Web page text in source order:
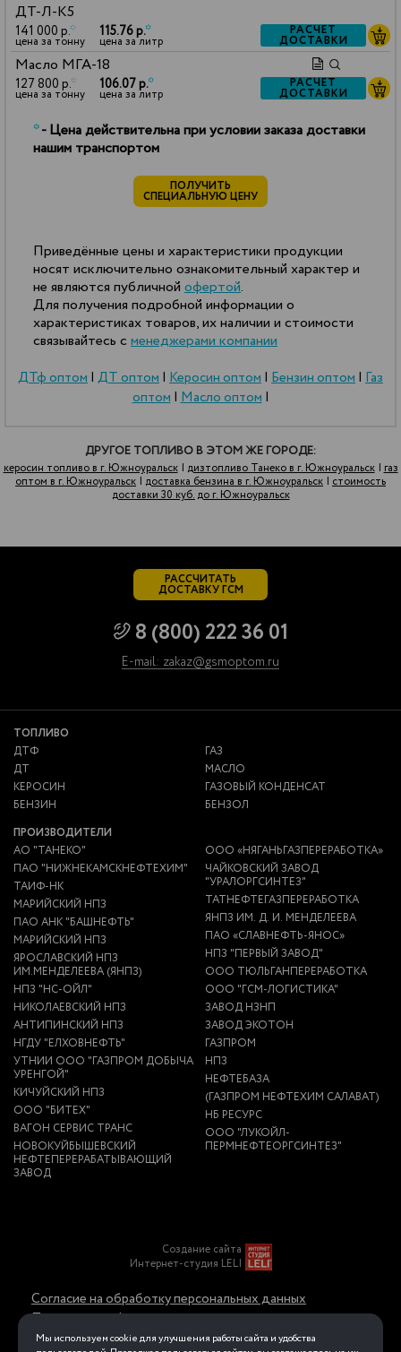
ДТ-Л-К5
141 000 р.*
цена за тонну
115.76 р.*
цена за литр
РАСЧЕТ
ДОСТАВКИ
Масло МГА-18
127 800 р.*
цена за тонну
106.07 р.*
цена за литр
РАСЧЕТ
ДОСТАВКИ
*- Цена действительна при условии заказа доставки
нашим транспортом
ПОЛУЧИТЬ
СПЕЦИАЛЬНУЮ ЦЕНУ
Приведённые цены и характеристики продукции
носят исключительно ознакомительный характер и
не являются публичной офертой.
Для получения подробной информации о
характеристиках товаров, их наличии и стоимости
связывайтесь с менеджерами компании
ДТф оптом| ДТ оптом| Керосин оптом| Бензин оптом| Газ
оптом|Масло оптом|
ДРУГОЕ ТОПЛИВО В ЭТОМ ЖЕ ГОРОДЕ:
керосин топливо в г. Южноуральск| дизтопливо Танеко в г. Южноуральск| газ
оптом в г. Южноуральск | доставка бензина в г. Южноуральск | стоимость
доставки 30 куб. до г. Южноуральск
РАССЧИТАТЬ
ДОСТАВКУ ГСМ
8 (800) 222 36 01
E-mail: zakaz@gsmoptom.ru
ТОПЛИВО
ДТФ
ДТ
КЕРОСИН
БЕНЗИН
ГАЗ
МАСЛО
ГАЗОВЫЙ КОНДЕНСАТ
БЕНЗОЛ
ПРОИЗВОДИТЕЛИ
АО "ТАНЕКО"
ПАО "НИЖНЕКАМСКНЕФТЕХИМ"
ТАИФ-НК
МАРИЙСКИЙ НПЗ
ПАО АНК "БАШНЕФТЬ"
МАРИЙСКИЙ НПЗ
ЯРОСЛАВСКИЙ НПЗ
ИМ.МЕНДЕЛЕЕВА (ЯНПЗ)
НПЗ "НС-ОЙЛ"
НИКОЛАЕВСКИЙ НПЗ
АНТИПИНСКИЙ НПЗ
НГДУ "ЕЛХОВНЕФТЬ"
УТНИИ ООО "ГАЗПРОМ ДОБЫЧА
УРЕНГОЙ"
КИЧУЙСКИЙ НПЗ
ООО "БИТЕХ"
ВАГОН СЕРВИС ТРАНС
НОВОКУЙБЫШЕВСКИЙ
НЕФТЕПЕРЕРАБАТЫВАЮЩИЙ
ЗАВОД
ООО «НЯГАНЬГАЗПЕРЕРАБОТКА»
ЧАЙКОВСКИЙ ЗАВОД
"УРАЛОРГСИНТЕЗ"
ТАТНЕФТЕГАЗПЕРЕРАБОТКА
ЯНПЗ ИМ. Д. И. МЕНДЕЛЕЕВА
ПАО «СЛАВНЕФТЬ-ЯНОС»
НПЗ "ПЕРВЫЙ ЗАВОД"
ООО ТЮЛЬГАНПЕРЕРАБОТКА
ООО "ГСМ-ЛОГИСТИКА"
ЗАВОД НЗНП
ЗАВОД ЭКОТОН
ГАЗПРОМ
НПЗ
НЕФТЕБАЗА
(ГАЗПРОМ НЕФТЕХИМ САЛАВАТ)
НБ РЕСУРС
ООО "ЛУКОЙЛ-
ПЕРМНЕФТЕОРГСИНТЕЗ"
Создание сайта
Интернет-студия LELI
Согласие на обработку персональных данных
Политика конфиденциальности в отношении
обработки персональных данных
Мы используем cookie для улучшения работы сайта и удобства